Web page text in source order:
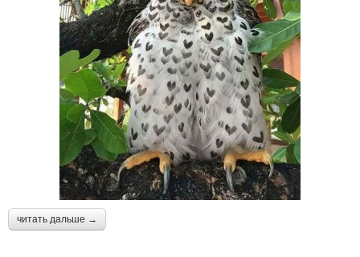
читать дальше →